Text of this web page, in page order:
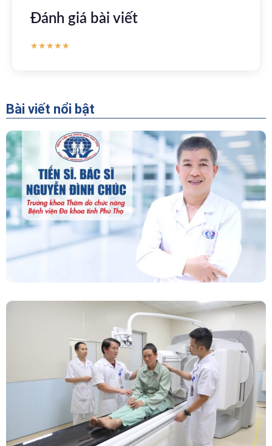
Đánh giá bài viết
★★★★★
Bài viết nổi bật
“Người Dẫn Đường” Của Khoa Thăm Dò Chức
Năng – Bệnh Viện Đa Khoa Tỉnh Phú Thọ
Chính Thức Vận Hành Máy Xạ Hình Thế Hệ
Mới Spect/CT Trong Chẩn Đoán Và Điều Trị
Ung Thư Tại Bệnh Viện Đa Khoa Tỉnh Phú Thọ